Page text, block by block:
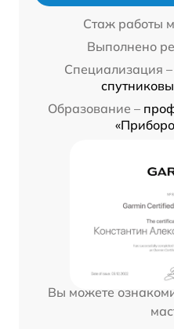
Стаж работы
Выполнено
Специализация –
Образование –
Вы можете